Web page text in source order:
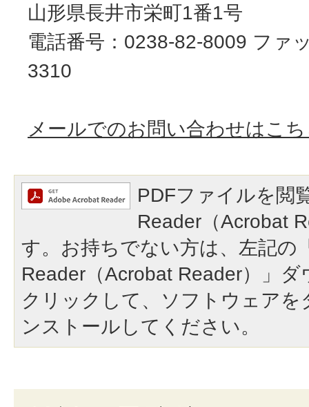
山形県長井市栄町1番1号
電話番号：0238-82-8009 ファ
3310
メールでのお問い合わせはこ
PDFファイルを閲
Reader（Acrobat
す。お持ちでない方は、左記の
Reader（Acrobat Reader）」
クリックして、ソフトウェア
ンストールしてください。